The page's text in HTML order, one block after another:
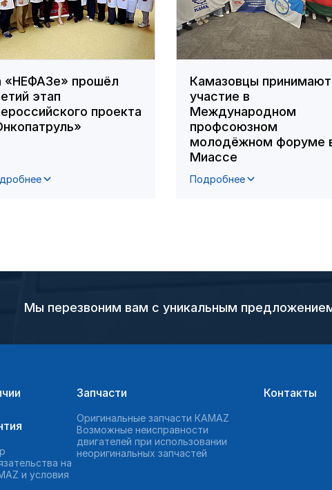
«НЕФАЗе» прошёл
этап
проекта
Камазовцы принимают
участие в
Международном
профсоюзном
молодёжном форуме
Миассе
Подробнее
Мы перезвоним вам с уникальным
на
и условия
Запчасти
Оригинальные запчасти КAMAZ
Возможные неисправности
двигателей при использовании
неоригинальных запчастей
Контакты